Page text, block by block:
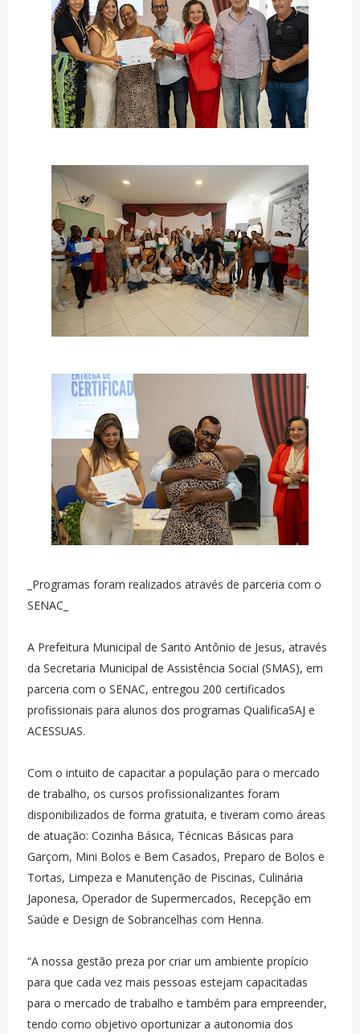
_Programas foram realizados através de parceria com o
SENAC_
A Prefeitura Municipal de Santo Antônio de Jesus, através
da Secretaria Municipal de Assistência Social (SMAS), em
parceria com o SENAC, entregou 200 certificados
profissionais para alunos dos programas QualificaSAJ e
ACESSUAS.
Com o intuito de capacitar a população para o mercado
de trabalho, os cursos profissionalizantes foram
disponibilizados de forma gratuita, e tiveram como áreas
de atuação: Cozinha Básica, Técnicas Básicas para
Garçom, Mini Bolos e Bem Casados, Preparo de Bolos e
Tortas, Limpeza e Manutenção de Piscinas, Culinária
Japonesa, Operador de Supermercados, Recepção em
Saúde e Design de Sobrancelhas com Henna.
“A nossa gestão preza por criar um ambiente propício
para que cada vez mais pessoas estejam capacitadas
para o mercado de trabalho e também para empreender,
tendo como objetivo oportunizar a autonomia dos